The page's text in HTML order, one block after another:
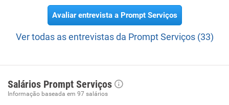
Avaliar entrevista a Prompt Serviços
Ver todas as entrevistas da Prompt Serviços (33)
Salários Prompt Serviços
Informação baseada em 97 salários